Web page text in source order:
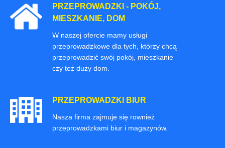
PRZEPROWADZKI - POKÓJ,
MIESZKANIE, DOM
W naszej ofercie mamy usługi
przeprowadzkowe dla tych, którzy chcą
przeprowadzić swój pokój, mieszkanie
czy też duży dom.
PRZEPROWADZKI BIUR
Nasza firma zajmuje się rownież
przeprowadzkami biur i magazynów.